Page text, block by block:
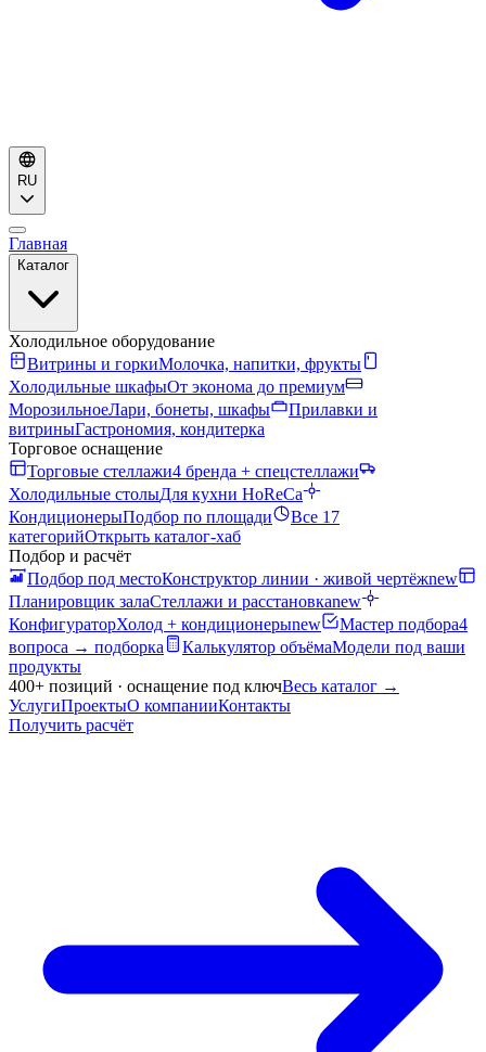
RU
Главная
Каталог
Холодильное оборудование
Витрины и горкиМолочка, напитки, фрукты
Холодильные шкафыОт эконома до премиум
МорозильноеЛари, бонеты, шкафы
Прилавки и
витриныГастрономия, кондитерка
Торговое оснащение
Торговые стеллажи4 бренда + спецстеллажи
Холодильные столыДля кухни HoReCa
КондиционерыПодбор по площади
Все 17
категорийОткрыть каталог-хаб
Подбор и расчёт
Подбор под местоКонструктор линии · живой чертёжnew
Планировщик залаСтеллажи и расстановкаnew
КонфигураторХолод + кондиционерыnew Мастер подбора4
вопроса → подборка
Калькулятор объёмаМодели под ваши
продукты
400+ позиций · оснащение под ключВесь каталог →
УслугиПроектыО компанииКонтакты
Получить расчёт